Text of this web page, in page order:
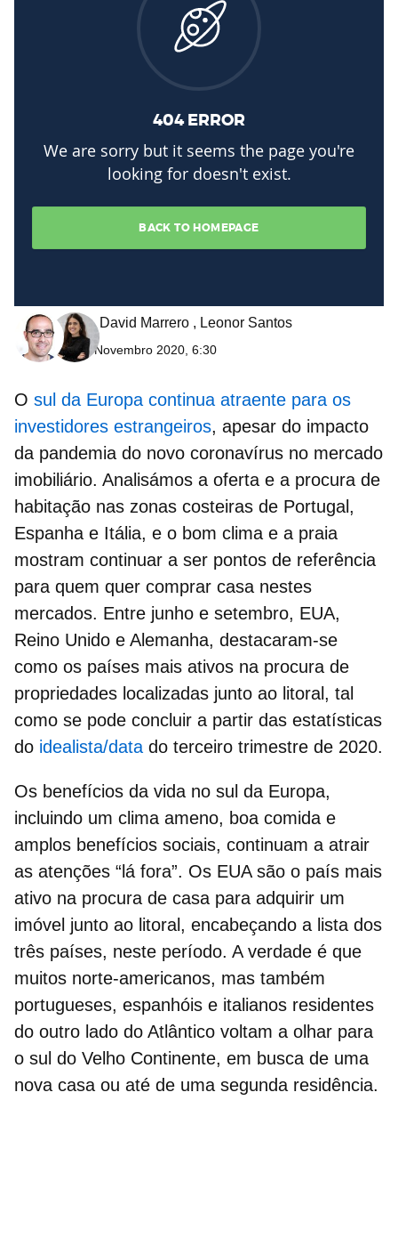
David Marrero , Leonor Santos
17 Novembro 2020, 6:30
O sul da Europa continua atraente para os
investidores estrangeiros, apesar do impacto
da pandemia do novo coronavírus no mercado
imobiliário. Analisámos a oferta e a procura de
habitação nas zonas costeiras de Portugal,
Espanha e Itália, e o bom clima e a praia
mostram continuar a ser pontos de referência
para quem quer comprar casa nestes
mercados. Entre junho e setembro, EUA,
Reino Unido e Alemanha, destacaram-se
como os países mais ativos na procura de
propriedades localizadas junto ao litoral, tal
como se pode concluir a partir das estatísticas
do idealista/data do terceiro trimestre de 2020.
Os benefícios da vida no sul da Europa,
incluindo um clima ameno, boa comida e
amplos benefícios sociais, continuam a atrair
as atenções “lá fora”. Os EUA são o país mais
ativo na procura de casa para adquirir um
imóvel junto ao litoral, encabeçando a lista dos
três países, neste período. A verdade é que
muitos norte-americanos, mas também
portugueses, espanhóis e italianos residentes
do outro lado do Atlântico voltam a olhar para
o sul do Velho Continente, em busca de uma
nova casa ou até de uma segunda residência.